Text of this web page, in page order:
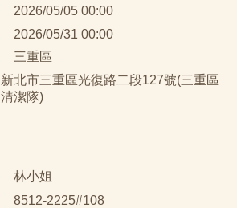
2026/05/05 00:00
2026/05/31 00:00
三重區
新北市三重區光復路二段127號(三重區
清潔隊)
林小姐
8512-2225#108